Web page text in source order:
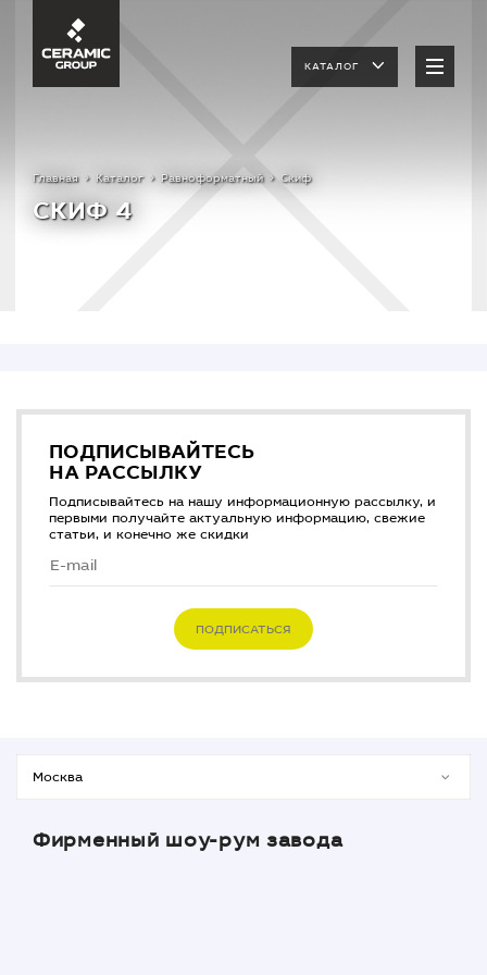
КАТАЛОГ
Главная Каталог Равноформатный Скиф
СКИФ 4
ПОДПИСЫВАЙТЕСЬ
НА РАССЫЛКУ
Подписывайтесь на нашу информационную рассылку, и
первыми получайте актуальную информацию, свежие
статьи, и конечно же скидки
ПОДПИСАТЬСЯ
Фирменный шоу-рум завода